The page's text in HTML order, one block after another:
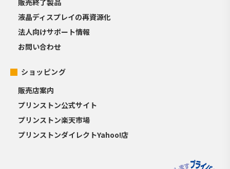
液晶ディスプレイの再資源化
法人向けサポート情報
お問い合わせ
ショッピング
販売店案内
プリンストン公式サイト
プリンストン楽天市場
プリンストンダイレクトYahoo!店